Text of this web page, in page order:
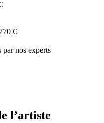
€
par nos experts
l’artiste